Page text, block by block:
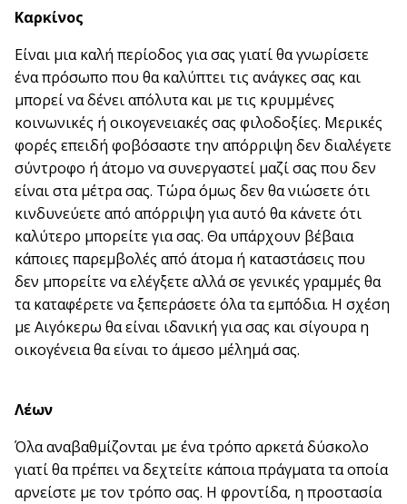
Καρκίνος
Είναι μια καλή περίοδος για σας γιατί θα γνωρίσετε
ένα πρόσωπο που θα καλύπτει τις ανάγκες σας και
μπορεί να δένει απόλυτα και με τις κρυμμένες
κοινωνικές ή οικογενειακές σας φιλοδοξίες. Μερικές
φορές επειδή φοβόσαστε την απόρριψη δεν διαλέγετε
σύντροφο ή άτομο να συνεργαστεί μαζί σας που δεν
είναι στα μέτρα σας. Τώρα όμως δεν θα νιώσετε ότι
κινδυνεύετε από απόρριψη για αυτό θα κάνετε ότι
καλύτερο μπορείτε για σας. Θα υπάρχουν βέβαια
κάποιες παρεμβολές από άτομα ή καταστάσεις που
δεν μπορείτε να ελέγξετε αλλά σε γενικές γραμμές θα
τα καταφέρετε να ξεπεράσετε όλα τα εμπόδια. Η σχέση
με Αιγόκερω θα είναι ιδανική για σας και σίγουρα η
οικογένεια θα είναι το άμεσο μέλημά σας.
Λέων
Όλα αναβαθμίζονται με ένα τρόπο αρκετά δύσκολο
γιατί θα πρέπει να δεχτείτε κάποια πράγματα τα οποία
αρνείστε με τον τρόπο σας. Η φροντίδα, η προστασία